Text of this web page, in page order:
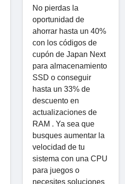
No pierdas la
oportunidad de
ahorrar hasta un 40%
con los códigos de
cupón de Japan Next
para almacenamiento
SSD o conseguir
hasta un 33% de
descuento en
actualizaciones de
RAM . Ya sea que
busques aumentar la
velocidad de tu
sistema con una CPU
para juegos o
necesites soluciones